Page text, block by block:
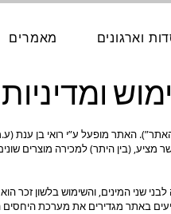
וארגונים מאמרים
(בין היתר) למכירה מוצרים
שני המינים, והשימוש בלשון זכר
באתר מגדירים את מערכת